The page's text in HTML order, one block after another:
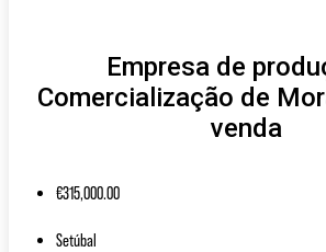
Empresa de
Comercialização de
venda
€315,000.00
Setúbal